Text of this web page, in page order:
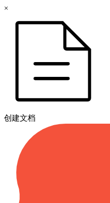
×
创建文档